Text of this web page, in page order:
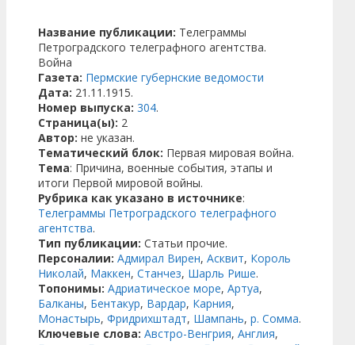
Название публикации: Телеграммы
Петроградского телеграфного агентства.
Война
Газета: Пермские губернские ведомости
Дата: 21.11.1915.
Номер выпуска: 304.
Страница(ы): 2
Автор: не указан.
Тематический блок: Первая мировая война.
Тема: Причина, военные события, этапы и
итоги Первой мировой войны.
Рубрика как указано в источнике:
Телеграммы Петроградского телеграфного
агентства.
Тип публикации: Статьи прочие.
Персоналии: Адмирал Вирен, Асквит, Король
Николай, Маккен, Станчез, Шарль Рише.
Топонимы: Адриатическое море, Артуа,
Балканы, Бентакур, Вардар, Карния,
Монастырь, Фридрихштадт, Шампань, р. Сомма.
Ключевые слова: Австро-Венгрия, Англия,